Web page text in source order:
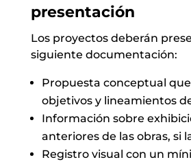
presentación
Los proyectos deberán
siguiente documentación:
Propuesta conceptual
objetivos y lineamientos
Información sobre
anteriores de las obras, si
Registro visual con un